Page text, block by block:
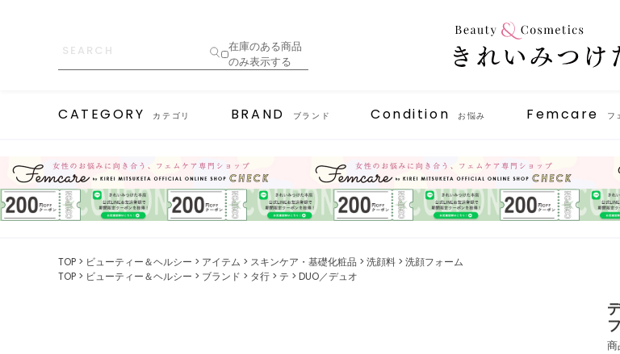
在庫のある商品
のみ表示する
CATEGORY カテゴリ BRAND ブランド Condition お悩み Femcare フ
TOP ビューティー＆ヘルシー アイテム スキンケア・基礎化粧品 洗顔料
洗顔フォーム
TOP
ビューティー＆ヘルシー ブランド タ行 テ DUO／デュオ